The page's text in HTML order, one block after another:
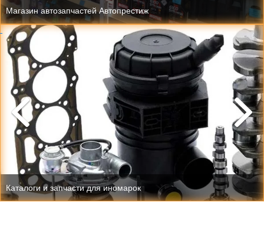
Магазин автозапчастей Автопрестиж
Каталоги и запчасти для иномарок